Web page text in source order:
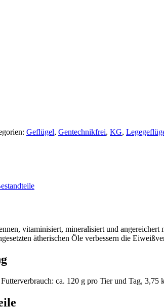
Geflügel, Gentechnikfrei, KG,
vitaminisiert, mineralisiert und
ätherischen Öle verbessern die
ca. 120 g pro Tier und Tag,